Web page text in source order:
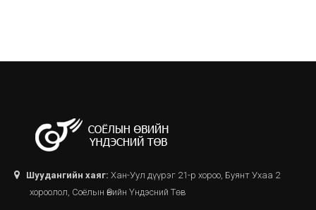
Шуудангийн хаяг: Хан-Уул дүүрэг 21-р хороо, Буянт Ухаа 2
хороолол, Соёлын Өвийн Үндэсний Төв